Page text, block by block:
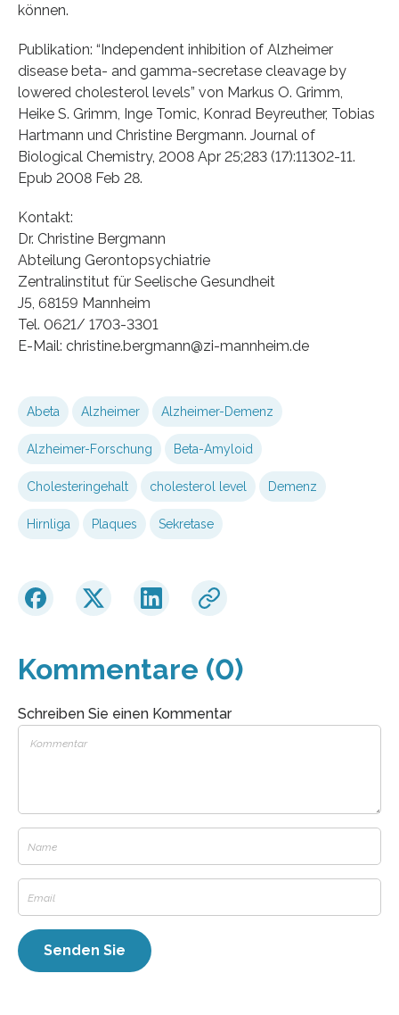
können.
Publikation: “Independent inhibition of Alzheimer
disease beta- and gamma-secretase cleavage by
lowered cholesterol levels” von Markus O. Grimm,
Heike S. Grimm, Inge Tomic, Konrad Beyreuther, Tobias
Hartmann und Christine Bergmann. Journal of
Biological Chemistry, 2008 Apr 25;283 (17):11302-11.
Epub 2008 Feb 28.
Kontakt:
Dr. Christine Bergmann
Abteilung Gerontopsychiatrie
Zentralinstitut für Seelische Gesundheit
J5, 68159 Mannheim
Tel. 0621/ 1703-3301
E-Mail: christine.bergmann@zi-mannheim.de
Abeta Alzheimer Alzheimer-Demenz
Alzheimer-Forschung Beta-Amyloid
Cholesteringehalt cholesterol level Demenz
Hirnliga Plaques Sekretase
Kommentare (0)
Schreiben Sie einen Kommentar